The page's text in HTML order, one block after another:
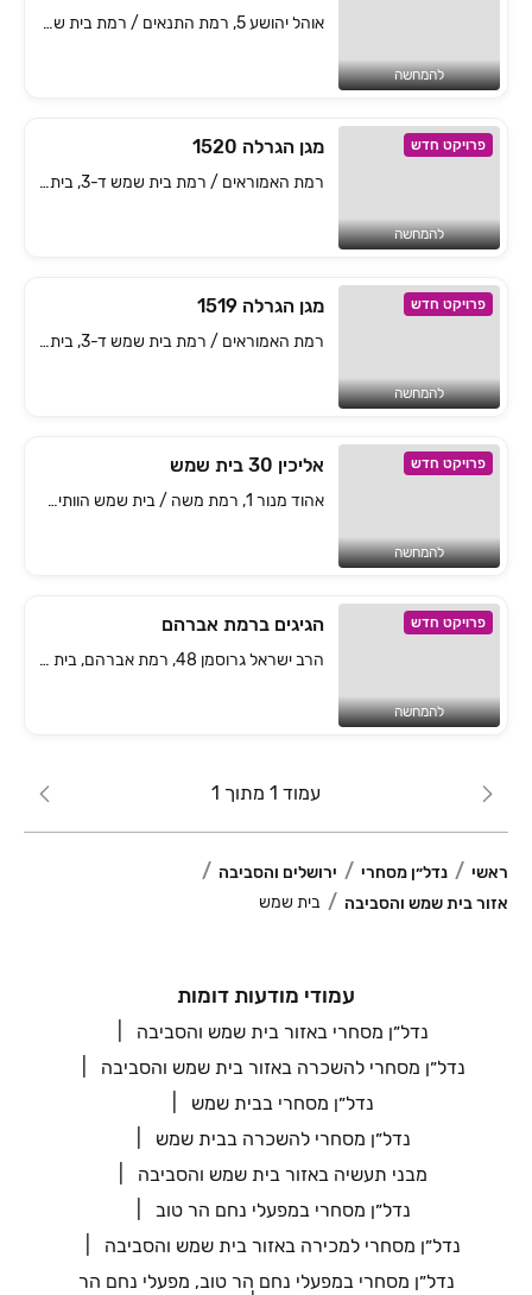
להמחשה
אוהל יהושע 5, רמת התנאים / רמת בית שמש ב', בית שמש
פרויקט חדש
להמחשה
מגן הגרלה 1520
רמת האמוראים / רמת בית שמש ד-3, בית שמש
פרויקט חדש
להמחשה
מגן הגרלה 1519
רמת האמוראים / רמת בית שמש ד-3, בית שמש
פרויקט חדש
להמחשה
אליכין 30 בית שמש
אהוד מנור 1, רמת משה / בית שמש הוותיקה, בית שמש
פרויקט חדש
להמחשה
הגיגים ברמת אברהם
הרב ישראל גרוסמן 48, רמת אברהם, בית שמש
עמוד 1 מתוך 1
ראשי נדל״ן מסחרי
ירושלים והסביבה
אזור בית שמש והסביבה
בית שמש
עמודי מודעות דומות
נדל״ן מסחרי באזור בית שמש והסביבה
נדל״ן מסחרי להשכרה באזור בית שמש והסביבה
נדל״ן מסחרי בבית שמש
נדל״ן מסחרי להשכרה בבית שמש
מבני תעשיה באזור בית שמש והסביבה
נדל״ן מסחרי במפעלי נחם הר טוב
נדל״ן מסחרי למכירה באזור בית שמש והסביבה
נדל״ן מסחרי במפעלי נחם הר טוב, מפעלי נחם הר